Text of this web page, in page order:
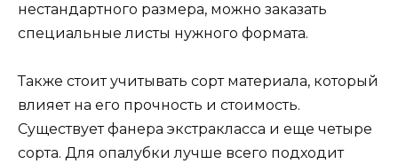
нестандартного размера, можно заказать
специальные листы нужного формата.
Также стоит учитывать сорт материала, который
влияет на его прочность и стоимость.
Существует фанера экстракласса и еще четыре
сорта. Для опалубки лучше всего подходит